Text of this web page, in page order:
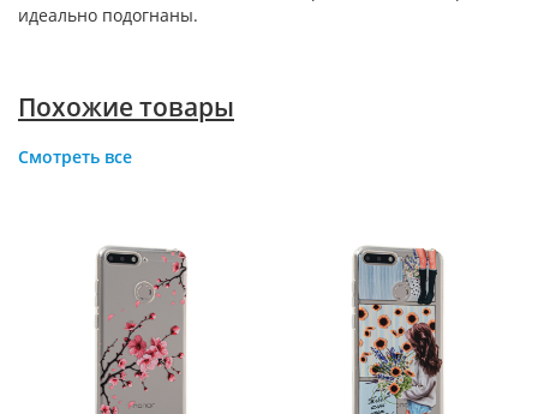
идеально подогнаны.
Похожие товары
Смотреть все